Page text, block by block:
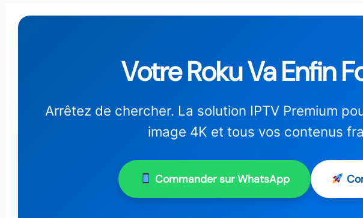
Votre Roku Va Enfin
Arrêtez de chercher. La solution IPTV Premium
image 4K et tous vos contenus
Commander sur WhatsApp